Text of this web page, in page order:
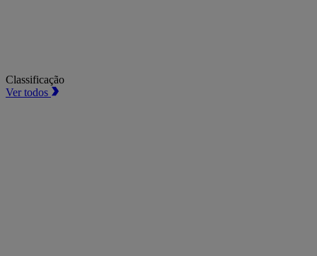
Classificação
Ver todos